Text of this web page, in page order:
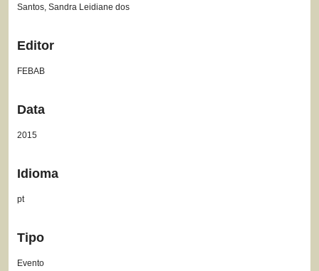
Santos, Sandra Leidiane dos
Editor
FEBAB
Data
2015
Idioma
pt
Tipo
Evento